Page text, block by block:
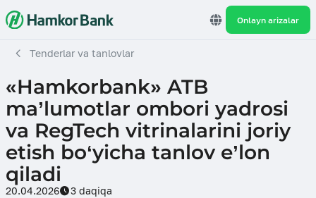
Onlayn arizalar
Tenderlar va tanlovlar
«Hamkorbank» ATB
ma’lumotlar ombori yadrosi
va RegTech vitrinalarini joriy
etish bo‘yicha tanlov e’lon
qiladi
20.04.2026 3 daqiqa